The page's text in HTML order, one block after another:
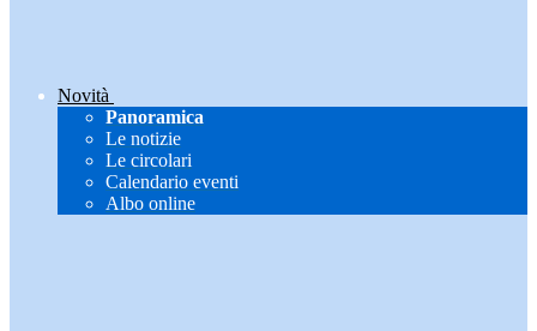
Novità
Panoramica
Le notizie
Le circolari
Calendario eventi
Albo online